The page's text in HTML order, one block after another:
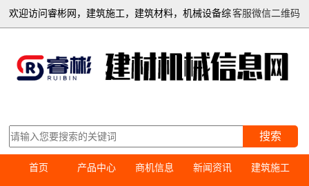
客服微信二维码
欢迎访问睿彬网，建筑施工，建筑材料，机械设备综
搜索
首页 产品中心 商机信息 新闻资讯 建筑施工